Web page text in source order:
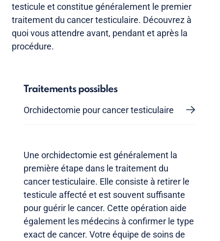
testicule et constitue généralement le premier
traitement du cancer testiculaire. Découvrez à
quoi vous attendre avant, pendant et après la
procédure.
Traitements possibles
Orchidectomie pour cancer testiculaire
Une orchidectomie est généralement la
première étape dans le traitement du
cancer testiculaire. Elle consiste à retirer le
testicule affecté et est souvent suffisante
pour guérir le cancer. Cette opération aide
également les médecins à confirmer le type
exact de cancer. Votre équipe de soins de